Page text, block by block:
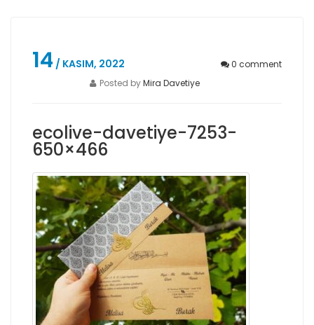
14 / KASIM, 2022 0 comment
Posted byMira Davetiye
ecolive-davetiye-7253-
650×466